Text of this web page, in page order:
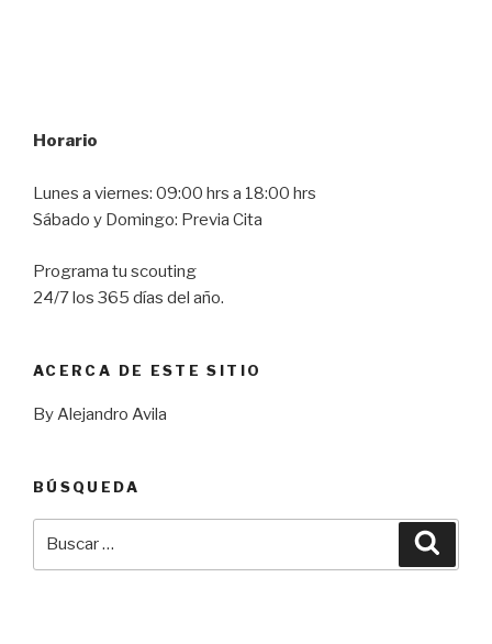
Horario
Lunes a viernes: 09:00 hrs a 18:00 hrs
Sábado y Domingo: Previa Cita
Programa tu scouting
24/7 los 365 días del año.
ACERCA DE ESTE SITIO
By Alejandro Avila
BÚSQUEDA